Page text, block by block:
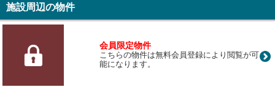
施設周辺の物件
会員限定物件
こちらの物件は無料会員登録により閲覧が可
能になります。